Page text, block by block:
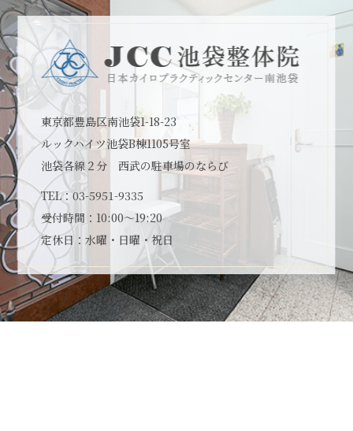
東京都豊島区南池袋1-18-23
ルックハイツ池袋B棟1105号室
池袋各線２分 西武の駐車場のならび
TEL：03-5951-9335
受付時間：10:00～19:20
定休日：水曜・日曜・祝日